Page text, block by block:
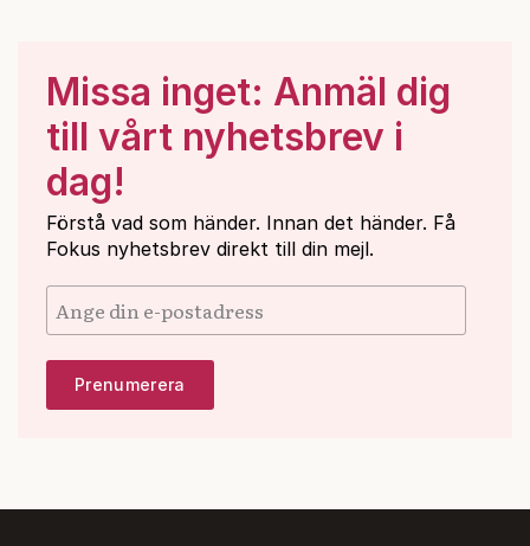
Missa inget: Anmäl dig
till vårt nyhetsbrev i
dag!
Förstå vad som händer. Innan det händer. Få
Fokus nyhetsbrev direkt till din mejl.